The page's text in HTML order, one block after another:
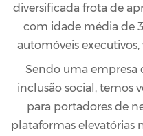
diversificada frota de
com idade média de
automóveis
Sendo uma empresa
inclusão social, temos
para portadores de
plataformas elevatórias